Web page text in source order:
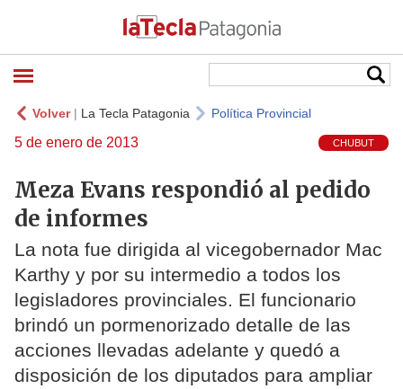
Volver| La Tecla Patagonia Política Provincial
5 de enero de 2013 CHUBUT
Meza Evans respondió al pedido
de informes
La nota fue dirigida al vicegobernador Mac
Karthy y por su intermedio a todos los
legisladores provinciales. El funcionario
brindó un pormenorizado detalle de las
acciones llevadas adelante y quedó a
disposición de los diputados para ampliar